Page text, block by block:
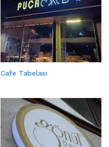
Cafe Tabelası